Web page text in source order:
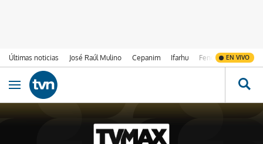
Últimas noticias José Raúl Mulino Cepanim Ifarhu Fenómeno de El
EN VIVO
Ir al contenido
Obrir navegació